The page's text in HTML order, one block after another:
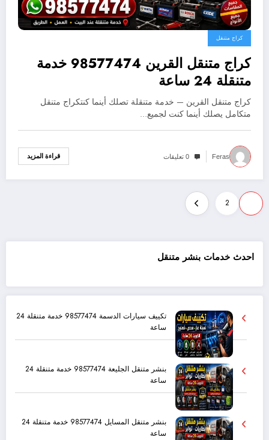
كراج متنقل
كراج متنقل القرين 98577474 خدمة
متنقلة 24 ساعة
كراج متنقل القرين — خدمة متنقلة تصلك أينما كنتكراج متنقل
متكامل يصلك أينما كنت لجميع…
Feras 0 تعليقات قراءة المزيد
2
احدث خدمات بنشر متنقل
تكييف سيارات الدسمة 98577474 خدمة متنقلة 24
ساعة
بنشر متنقل الجليعة 98577474 خدمة متنقلة 24
ساعة
بنشر متنقل المسايل 98577474 خدمة متنقلة 24
ساعة